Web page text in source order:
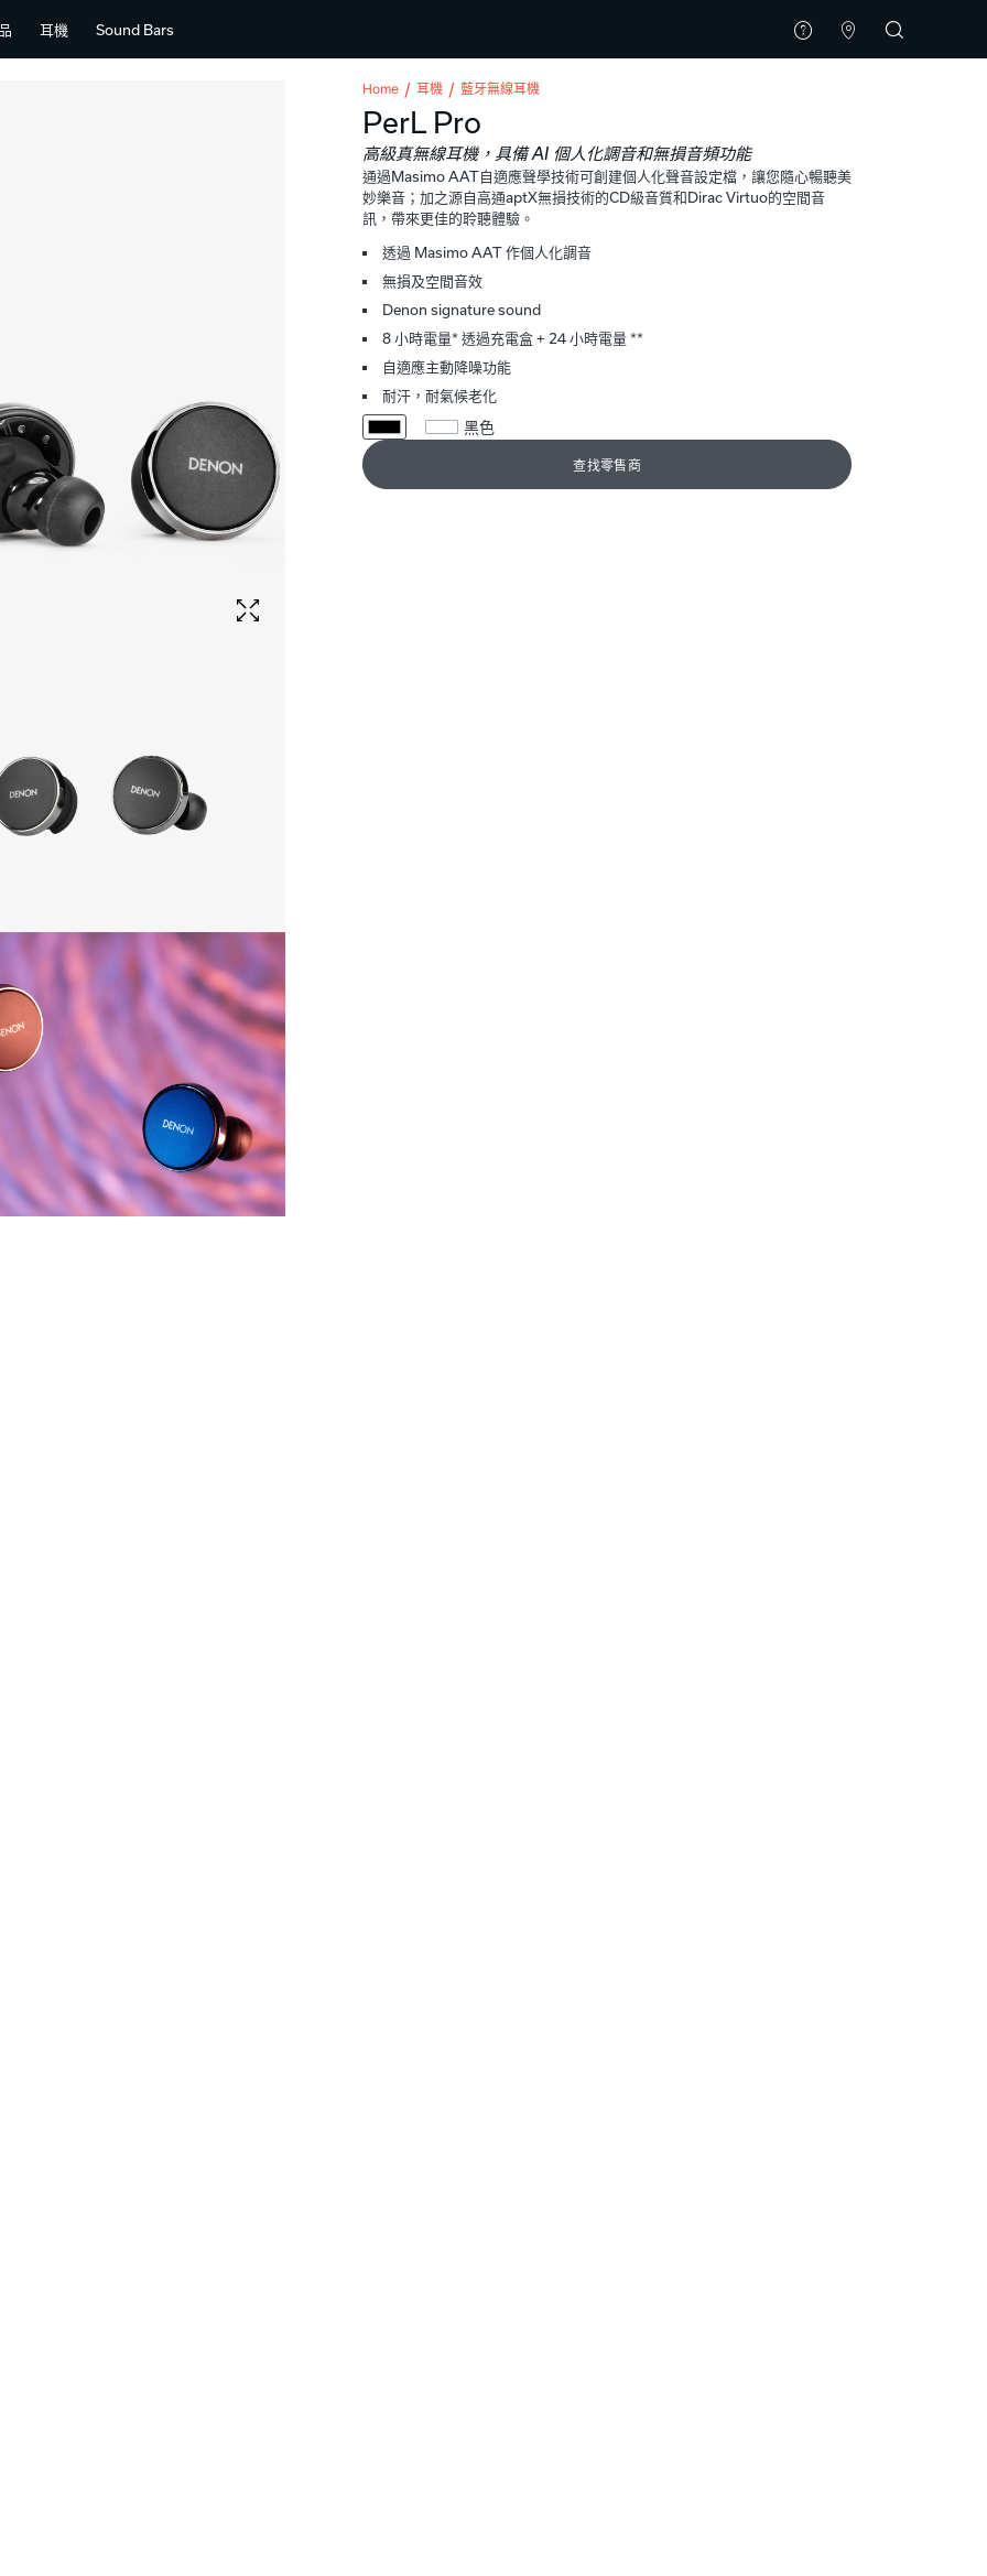
耳機 Sound Bars
Home 耳機 藍牙無線耳機
PerL Pro
高級真無線耳機，具備 AI 個人化調音和無損音頻功能
通過Masimo AAT自適應聲學技術可創建個人化聲音設定檔，讓您隨心暢聽美
妙樂音；加之源自高通aptX無損技術的CD級音質和Dirac Virtuo的空間音
訊，帶來更佳的聆聽體驗。
透過 Masimo AAT 作個人化調音
無損及空間音效
Denon signature sound
8 小時電量* 透過充電盒 + 24 小時電量 **
自適應主動降噪功能
耐汗，耐氣候老化
黑色
查找零售商